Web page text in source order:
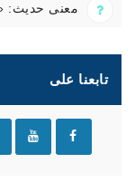
معنى حديث:
تابعنا على